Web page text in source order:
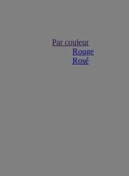
Par couleur
Rouge
Rosé